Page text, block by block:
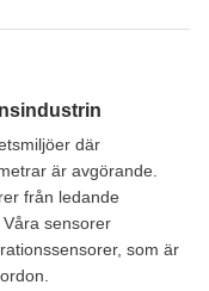
där
är avgörande.
från ledande
sensorer
som är